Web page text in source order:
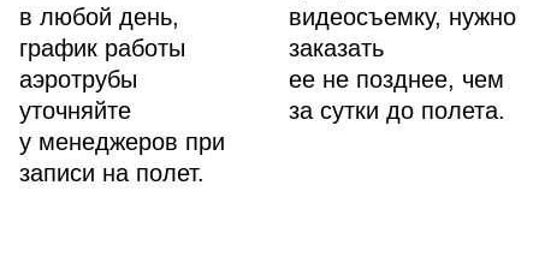
в любой день,
график работы
аэротрубы
уточняйте
у менеджеров при
записи на полет.
видеосъемку, нужно
заказать
ее не позднее, чем
за сутки до полета.